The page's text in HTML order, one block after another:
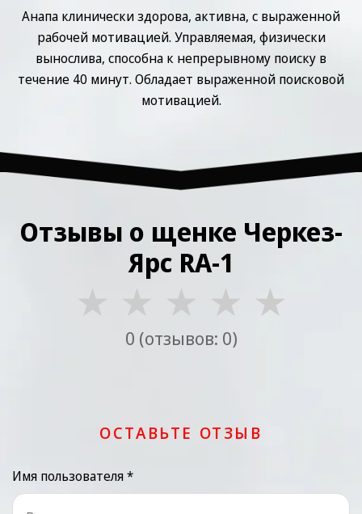
Анапа клинически здорова, активна, с выраженной
рабочей мотивацией. Управляемая, физически
вынослива, способна к непрерывному поиску в
течение 40 минут. Обладает выраженной поисковой
мотивацией.
Отзывы о щенке Черкез-
Ярс RA-1
★ ★ ★ ★ ★
0 (отзывов: 0)
ОСТАВЬТЕ ОТЗЫВ
Имя пользователя *